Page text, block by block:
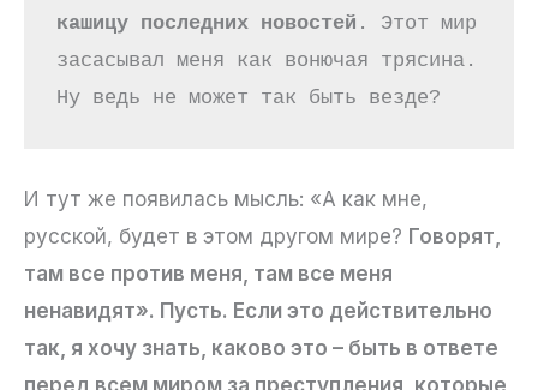
кашицу последних новостей . Этот мир
засасывал меня как вонючая трясина.
Ну ведь не может так быть везде?
И тут же появилась мысль: «А как мне,
русской, будет в этом другом мире? Говорят,
там все против меня, там все меня
ненавидят». Пусть. Если это действительно
так, я хочу знать, каково это – быть в ответе